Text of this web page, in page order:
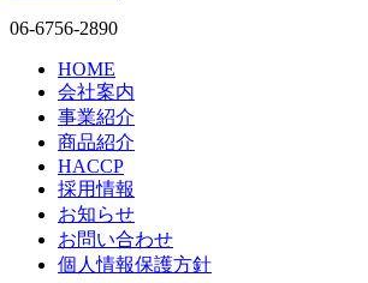
06-6756-2890
HOME
会社案内
事業紹介
商品紹介
HACCP
採用情報
お知らせ
お問い合わせ
個人情報保護方針